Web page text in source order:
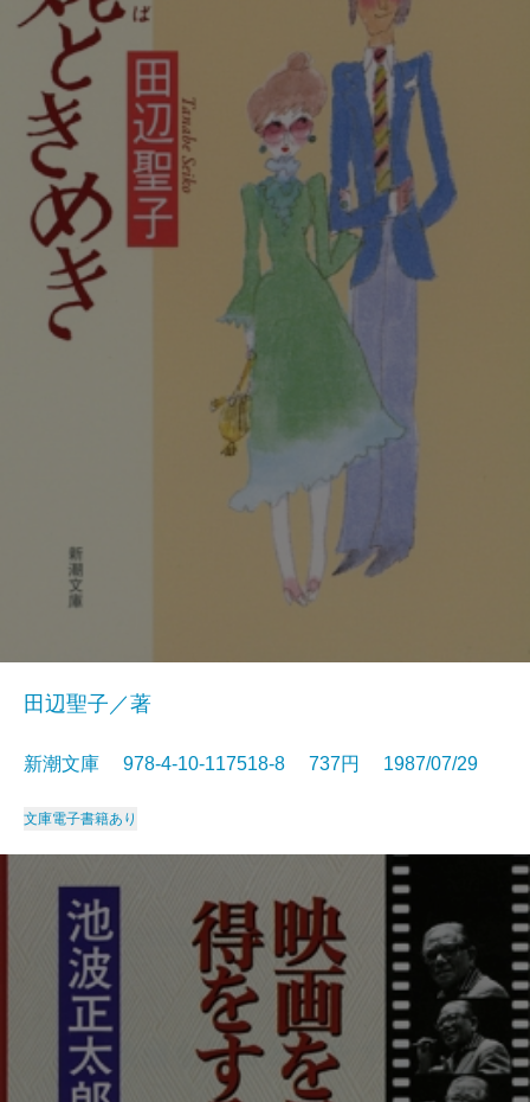
田辺聖子／著
新潮文庫 978-4-10-117518-8 737円 1987/07/29
文庫電子書籍あり